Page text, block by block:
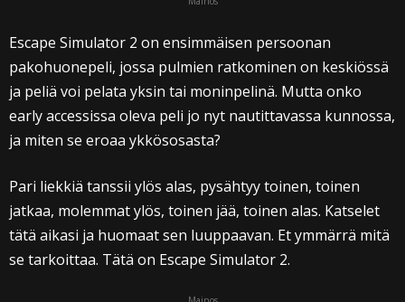
Escape Simulator 2 on ensimmäisen persoonan
pakohuonepeli, jossa pulmien ratkominen on keskiössä
ja peliä voi pelata yksin tai moninpelinä. Mutta onko
early accessissa oleva peli jo nyt nautittavassa kunnossa,
ja miten se eroaa ykkösosasta?
Pari liekkiä tanssii ylös alas, pysähtyy toinen, toinen
jatkaa, molemmat ylös, toinen jää, toinen alas. Katselet
tätä aikasi ja huomaat sen luuppaavan. Et ymmärrä mitä
se tarkoittaa. Tätä on Escape Simulator 2.